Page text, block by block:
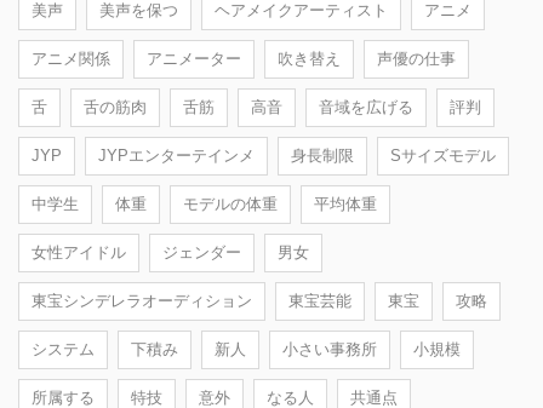
美声 美声を保つ ヘアメイクアーティスト アニメ
アニメ関係 アニメーター 吹き替え 声優の仕事
舌 舌の筋肉 舌筋 高音 音域を広げる 評判
JYP JYPエンターテインメ 身長制限 Sサイズモデル
中学生 体重 モデルの体重 平均体重
女性アイドル ジェンダー 男女
東宝シンデレラオーディション 東宝芸能 東宝 攻略
システム 下積み 新人 小さい事務所 小規模
所属する 特技 意外 なる人 共通点